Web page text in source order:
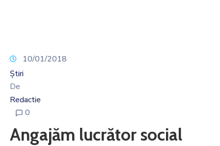
Contact
10/01/2018
Știri
De
Redactie
0
Angajăm lucrător social